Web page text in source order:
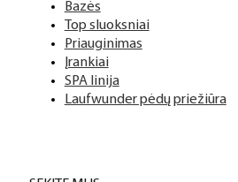
Bazės
Top sluoksniai
Priauginimas
Įrankiai
SPA linija
Laufwunder pėdų priežiūra